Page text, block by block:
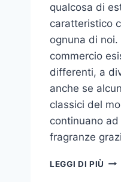
qualcosa di
caratteristico
ognuna di noi.
commercio
differenti, a
anche se
classici del
continuano
fragranze
LEGGI DI PIÙ